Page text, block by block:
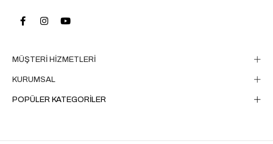
MÜŞTERİ HİZMETLERİ
KURUMSAL
POPÜLER KATEGORİLER